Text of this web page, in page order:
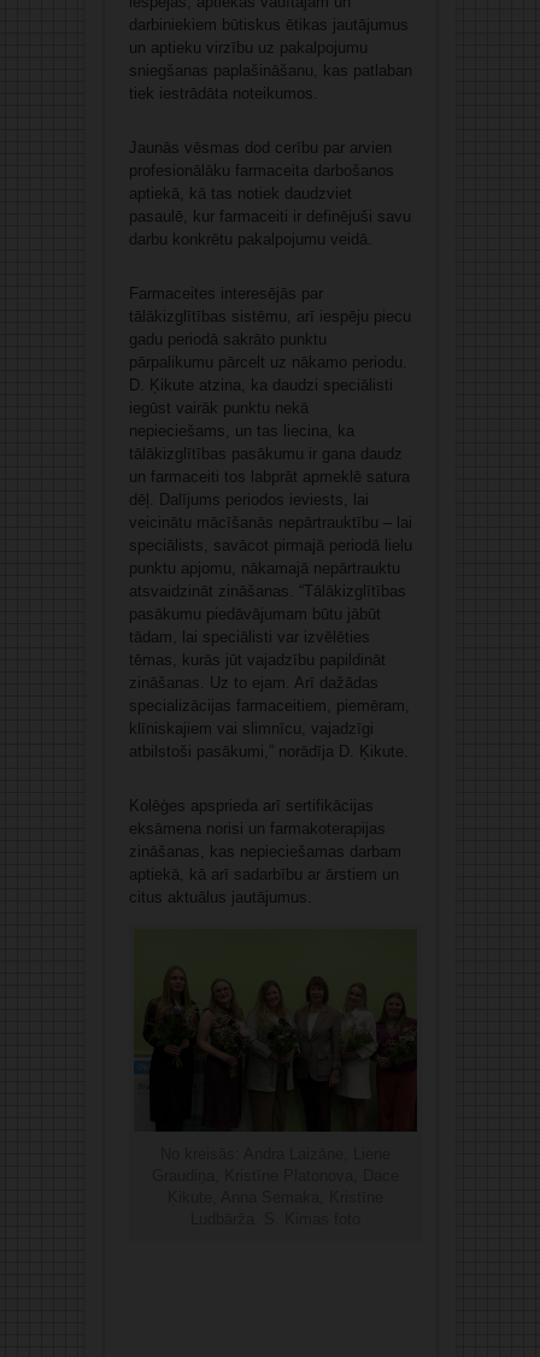
darbiniekiem būtiskus ētikas jautājumus
un aptieku virzību uz pakalpojumu
sniegšanas paplašināšanu, kas patlaban
tiek iestrādāta noteikumos.
Jaunās vēsmas dod cerību par arvien
profesionālāku farmaceita darbošanos
aptiekā, kā tas notiek daudzviet
pasaulē, kur farmaceiti ir definējuši savu
darbu konkrētu pakalpojumu veidā.
Farmaceites interesējās par
tālākizglītības sistēmu, arī iespēju piecu
gadu periodā sakrāto punktu
pārpalikumu pārcelt uz nākamo periodu.
D. Ķikute atzina, ka daudzi speciālisti
iegūst vairāk punktu nekā
nepieciešams, un tas liecina, ka
tālākizglītības pasākumu ir gana daudz
un farmaceiti tos labprāt apmeklē satura
dēļ. Dalījums periodos ieviests, lai
veicinātu mācīšanās nepārtrauktību – lai
speciālists, savācot pirmajā periodā lielu
punktu apjomu, nākamajā nepārtrauktu
atsvaidzināt zināšanas. “Tālākizglītības
pasākumu piedāvājumam būtu jābūt
tādam, lai speciālisti var izvēlēties
tēmas, kurās jūt vajadzību papildināt
zināšanas. Uz to ejam. Arī dažādas
specializācijas farmaceitiem, piemēram,
klīniskajiem vai slimnīcu, vajadzīgi
atbilstoši pasākumi,” norādīja D. Ķikute.
Kolēģes apsprieda arī sertifikācijas
eksāmena norisi un farmakoterapijas
zināšanas, kas nepieciešamas darbam
aptiekā, kā arī sadarbību ar ārstiem un
citus aktuālus jautājumus.